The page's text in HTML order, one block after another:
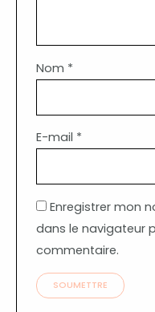
Nom *
E-mail *
Enregistrer mon
dans le navigateur
commentaire.